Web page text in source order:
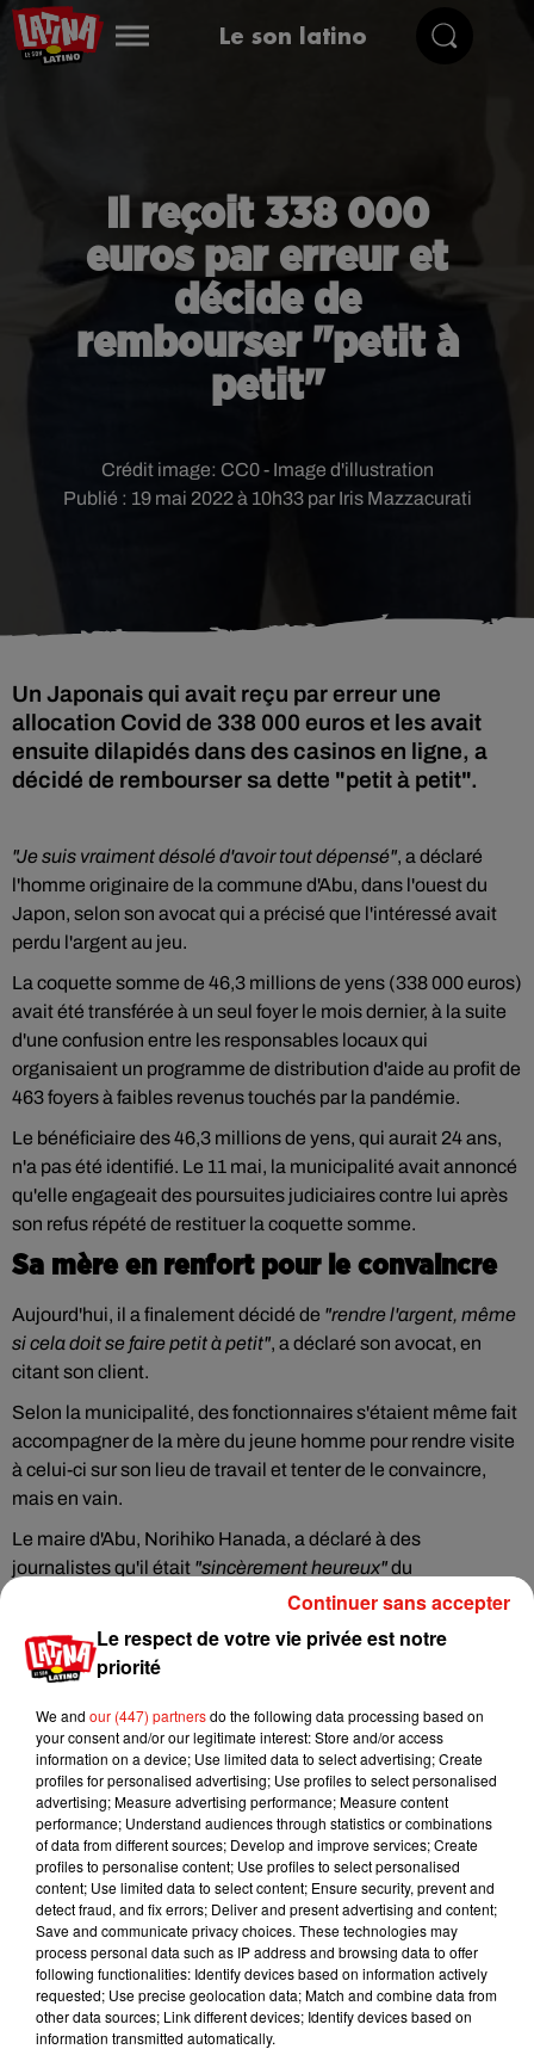
Le son latino
Il reçoit 338 000
euros par erreur et
décide de
rembourser "petit à
petit"
Publié : 19 mai 2022 à 10h33 par Iris Mazzacurati
Crédit image: CC0 - Image d'illustration
Un Japonais qui avait reçu par erreur une
allocation Covid de 338 000 euros et les avait
ensuite dilapidés dans des casinos en ligne, a
décidé de rembourser sa dette "petit à petit".
"Je suis vraiment désolé d'avoir tout dépensé", a déclaré
l'homme originaire de la commune d'Abu, dans l'ouest du
Japon, selon son avocat qui a précisé que l'intéressé avait
perdu l'argent au jeu.
La coquette somme de 46,3 millions de yens (338 000 euros)
avait été transférée à un seul foyer le mois dernier, à la suite
d'une confusion entre les responsables locaux qui
organisaient un programme de distribution d'aide au profit de
463 foyers à faibles revenus touchés par la pandémie.
Le bénéficiaire des 46,3 millions de yens, qui aurait 24 ans,
n'a pas été identifié. Le 11 mai, la municipalité avait annoncé
qu'elle engageait des poursuites judiciaires contre lui après
son refus répété de restituer la coquette somme.
Sa mère en renfort pour le convaincre
Aujourd'hui, il a finalement décidé de "rendre l'argent, même
si cela doit se faire petit à petit", a déclaré son avocat, en
citant son client.
Selon la municipalité, des fonctionnaires s'étaient même fait
accompagner de la mère du jeune homme pour rendre visite
à celui-ci sur son lieu de travail et tenter de le convaincre,
mais en vain.
Le maire d'Abu, Norihiko Hanada, a déclaré à des
journalistes qu'il était "sincèrement heureux"du
changement d'attitude de l'intéressé, mais a précisé qu'il ne
la vérité au tribunal"
dépensé l'argent en jeux d'argent, il trouverait cela
"impardonnable".
(Avec AFP)
Musique
Karol G dévoile la tracklist de son nouvel
Le respect de votre vie privée est notre
priorité
We and our (447) partnersdo the following data processing based on
your consent and/or our legitimate interest: Store and/or access
information on a device; Use limited data to select advertising; Create
profiles for personalised advertising; Use profiles to select personalised
advertising; Measure advertising performance; Measure content
performance; Understand audiences through statistics or combinations
of data from different sources; Develop and improve services; Create
profiles to personalise content; Use profiles to select personalised
content; Use limited data to select content; Ensure security, prevent and
detect fraud, and fix errors; Deliver and present advertising and content;
Save and communicate privacy choices. These technologies may
process personal data such as IP address and browsing data to offer
following functionalities: Identify devices based on information actively
requested; Use precise geolocation data; Match and combine data from
other data sources; Link different devices; Identify devices based on
information transmitted automatically.
Continuer sans accepter